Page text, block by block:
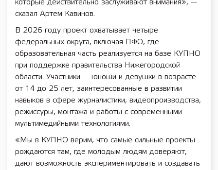
которые действительно заслуживают внимания», —
сказал Артем Кавинов.
В 2026 году проект охватывает четыре
федеральных округа, включая ПФО, где
образовательная часть реализуется на базе КУПНО
при поддержке правительства Нижегородской
области. Участники — юноши и девушки в возрасте
от 14 до 25 лет, заинтересованные в развитии
навыков в сфере журналистики, видеопроизводства,
режиссуры, монтажа и работы с современными
мультимедийными технологиями.
«Мы в КУПНО верим, что самые сильные проекты
рождаются там, где молодым людям доверяют,
дают возможность экспериментировать и создавать